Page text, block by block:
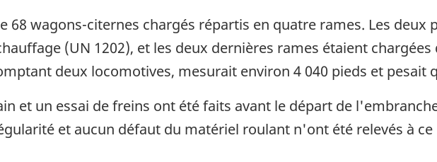
68 wagons-citernes chargés répartis en quatre rames. Les deux
(UN 1202), et les deux dernières rames étaient
deux locomotives, mesurait environ 4 040 pieds et pesait
et un essai de freins ont été faits avant le départ de
et aucun défaut du matériel roulant n'ont été relevés à